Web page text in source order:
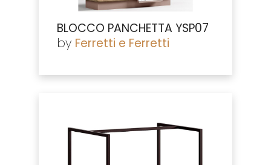
BLOCCO PANCHETTA YSP07
by Ferretti e Ferretti